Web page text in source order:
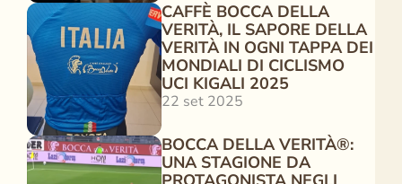
CAFFÈ BOCCA DELLA
VERITÀ, IL SAPORE DELLA
VERITÀ IN OGNI TAPPA DEI
MONDIALI DI CICLISMO
UCI KIGALI 2025
22 set 2025
BOCCA DELLA VERITÀ®:
UNA STAGIONE DA